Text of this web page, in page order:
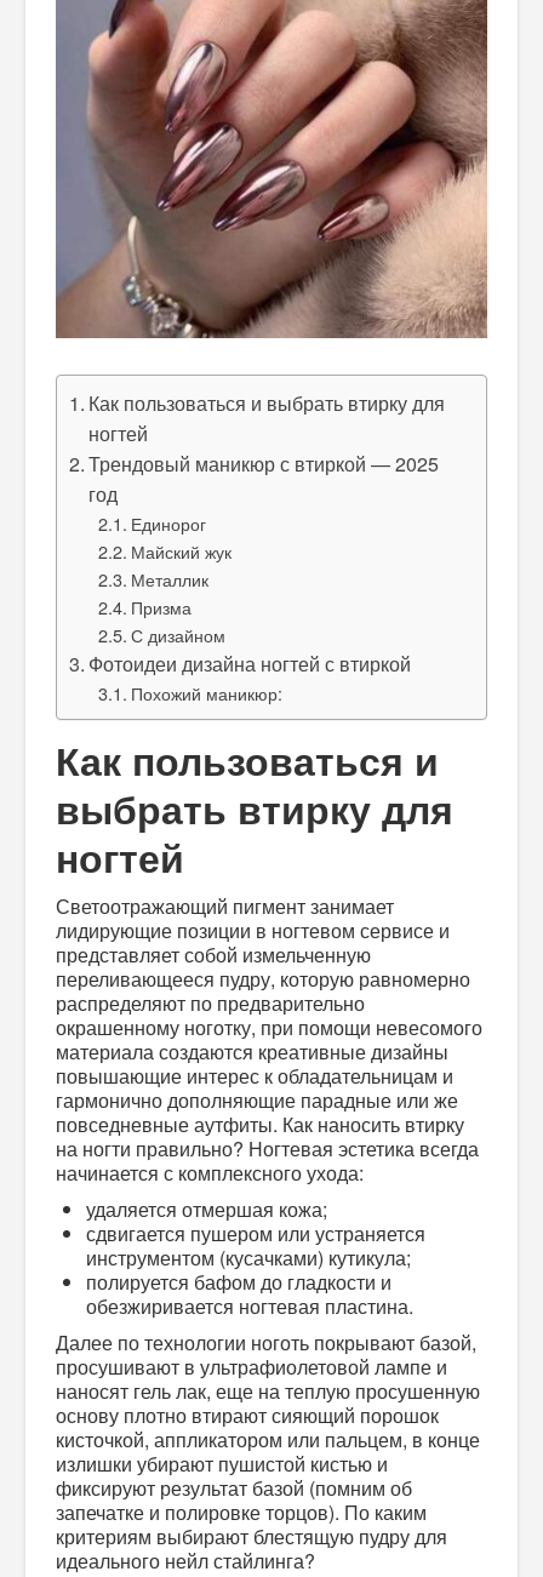
Как пользоваться и выбрать втирку для
ногтей
Трендовый маникюр с втиркой — 2025
год
Единорог
Майский жук
Металлик
Призма
С дизайном
Фотоидеи дизайна ногтей с втиркой
Похожий маникюр:
Как пользоваться и
выбрать втирку для
ногтей
Светоотражающий пигмент занимает
лидирующие позиции в ногтевом сервисе и
представляет собой измельченную
переливающееся пудру, которую равномерно
распределяют по предварительно
окрашенному ноготку, при помощи невесомого
материала создаются креативные дизайны
повышающие интерес к обладательницам и
гармонично дополняющие парадные или же
повседневные аутфиты. Как наносить втирку
на ногти правильно? Ногтевая эстетика всегда
начинается с комплексного ухода:
удаляется отмершая кожа;
сдвигается пушером или устраняется
инструментом (кусачками) кутикула;
полируется бафом до гладкости и
обезжиривается ногтевая пластина.
Далее по технологии ноготь покрывают базой,
просушивают в ультрафиолетовой лампе и
наносят гель лак, еще на теплую просушенную
основу плотно втирают сияющий порошок
кисточкой, аппликатором или пальцем, в конце
излишки убирают пушистой кистью и
фиксируют результат базой (помним об
запечатке и полировке торцов). По каким
критериям выбирают блестящую пудру для
идеального нейл стайлинга?